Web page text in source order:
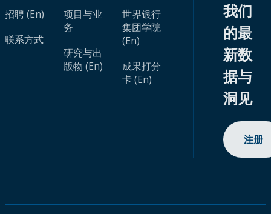
招聘 (En)
联系方式
项目与业
务
研究与出
版物 (En)
世界银行
集团学院
(En)
成果打分
卡 (En)
我们
的最
新数
据与
洞见
注册